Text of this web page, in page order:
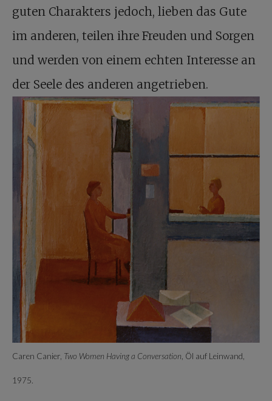
guten Charakters jedoch, lieben das Gute
im anderen, teilen ihre Freuden und Sorgen
und werden von einem echten Interesse an
der Seele des anderen angetrieben.
Caren Canier, Two Women Having a Conversation , Öl auf Leinwand,
1975.